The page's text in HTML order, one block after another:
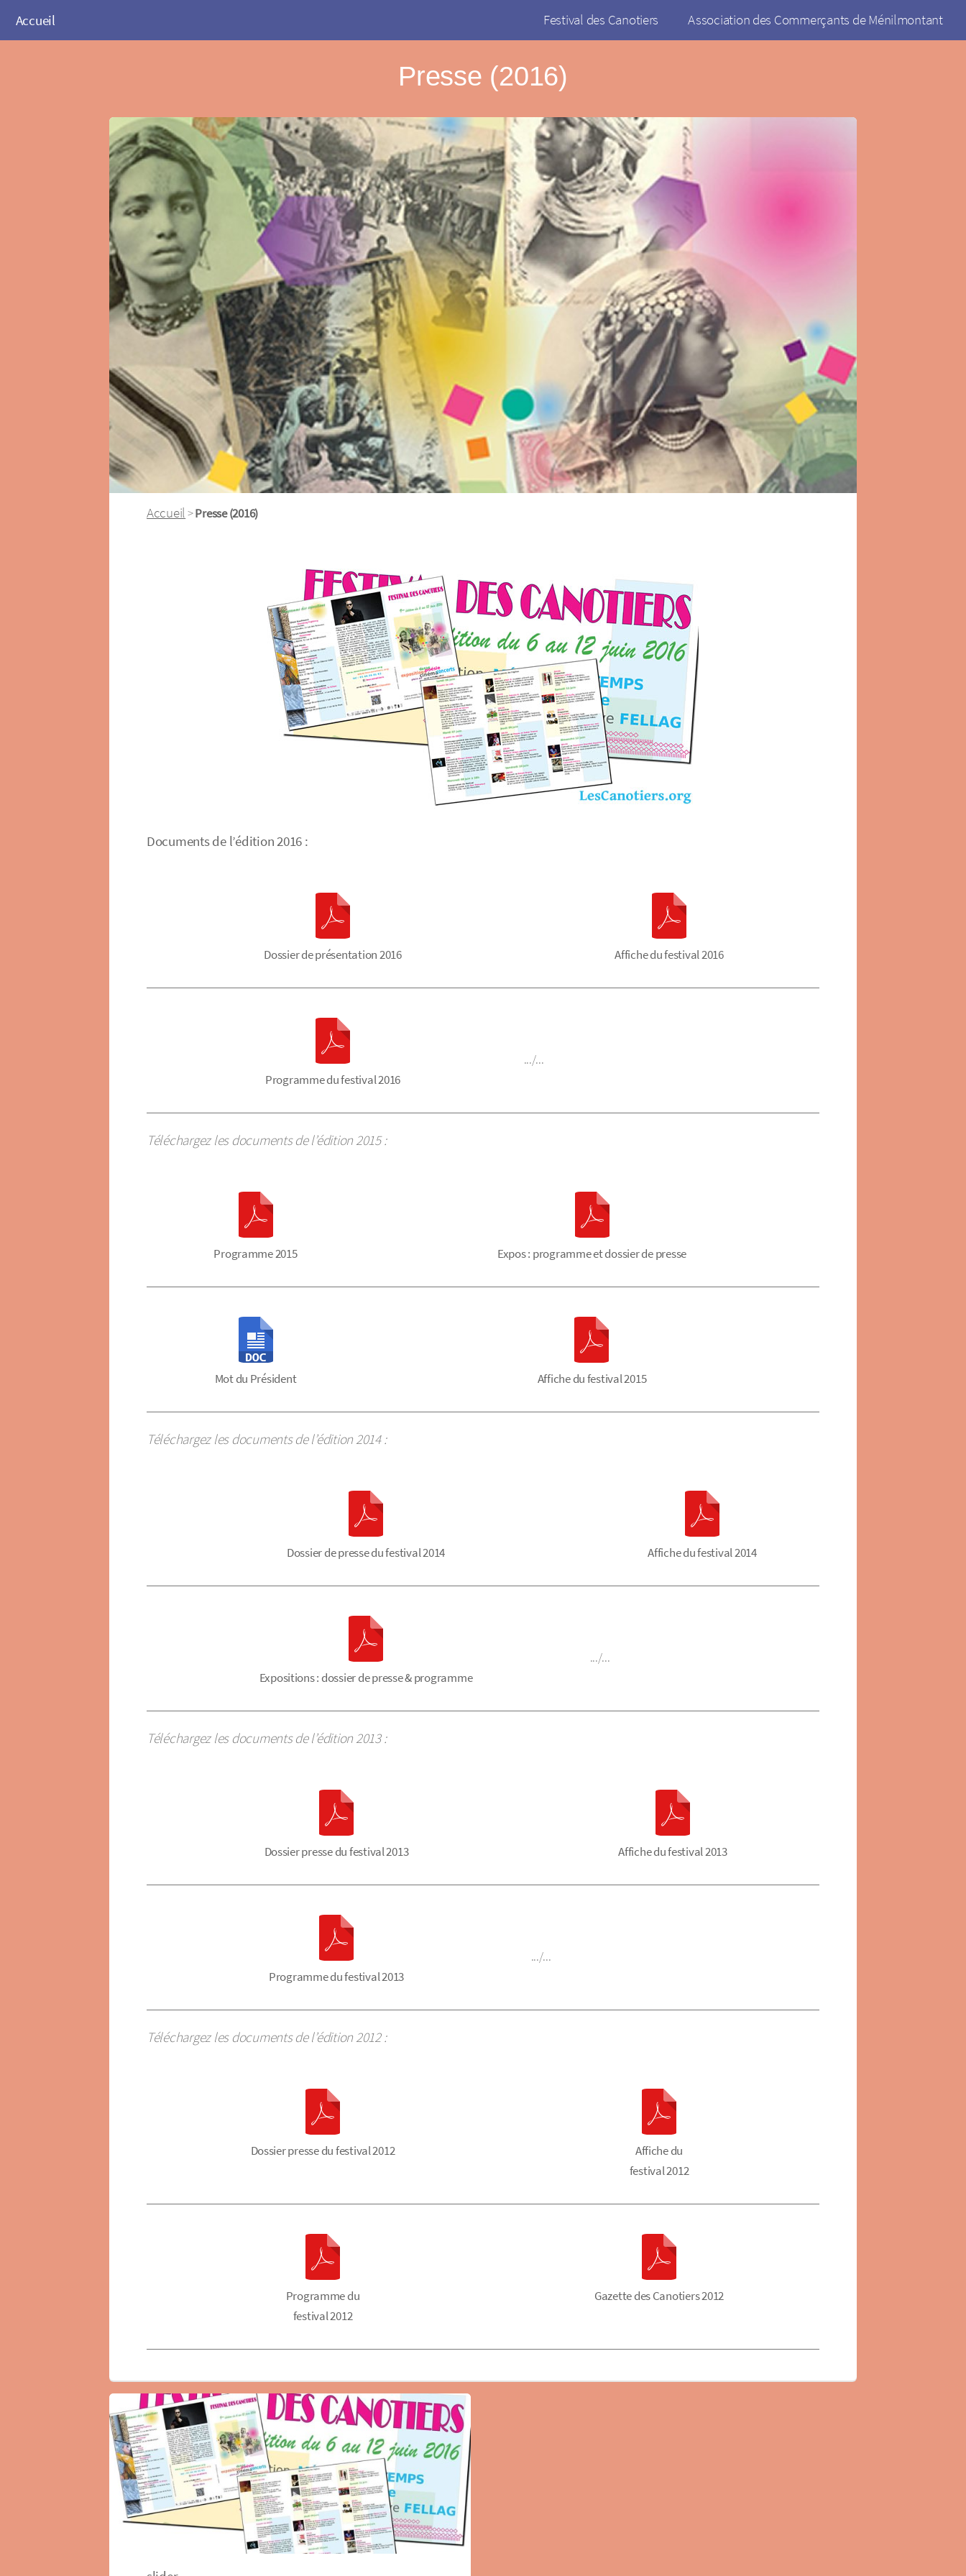
Accueil Festival des Canotiers Association des Commerçants de Ménilmontant
Presse (2016)
Accueil>Presse (2016)
Documents de l’édition 2016 :
Dossier de présentation 2016 Affiche du festival 2016
Programme du festival 2016
.../...
Téléchargez les documents de l’édition 2015 :
Programme 2015 Expos : programme et dossier de presse
Mot du Président Affiche du festival 2015
Téléchargez les documents de l’édition 2014 :
Dossier de presse du festival 2014 Affiche du festival 2014
Expositions : dossier de presse & programme
.../...
Téléchargez les documents de l’édition 2013 :
Dossier presse du festival 2013 Affiche du festival 2013
Programme du festival 2013
.../...
Téléchargez les documents de l’édition 2012 :
Dossier presse du festival 2012
Affiche du
festival 2012
Programme du
festival 2012
Gazette des Canotiers 2012